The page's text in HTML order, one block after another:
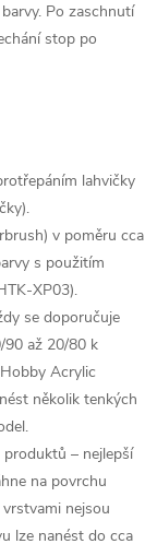
Po zaschnutí
stop po
lahvičky
v poměru cca
s použitím
XP03).
se doporučuje
90 až 20/80 k
Acrylic
několik tenkých
– nejlepší
na povrchu
nejsou
lze nanést do cca